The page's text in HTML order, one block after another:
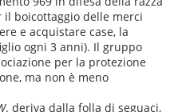
boicottaggio delle merci
e acquistare case, la
ogni 3 anni). Il gruppo
per la protezione
ma non è meno
. deriva dalla folla di seguaci,